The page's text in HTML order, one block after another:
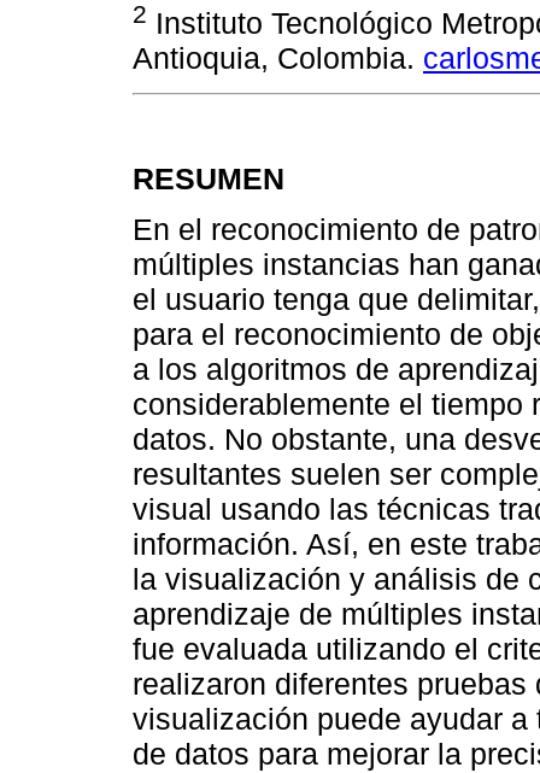
2 Instituto Tecnológico
Antioquia, Colombia.
RESUMEN
En el reconocimiento de
múltiples instancias han
el usuario tenga que
para el reconocimiento de
a los algoritmos de
considerablemente el tiempo
datos. No obstante, una
resultantes suelen ser
visual usando las técnicas
información. Así, en este
la visualización y análisis de
aprendizaje de múltiples
fue evaluada utilizando el
realizaron diferentes
visualización puede ayudar
de datos para mejorar la